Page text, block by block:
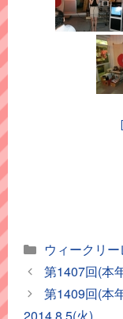
カ
テ
ゴ
リ
ウィークリー
第1407回(本
第1409回(本